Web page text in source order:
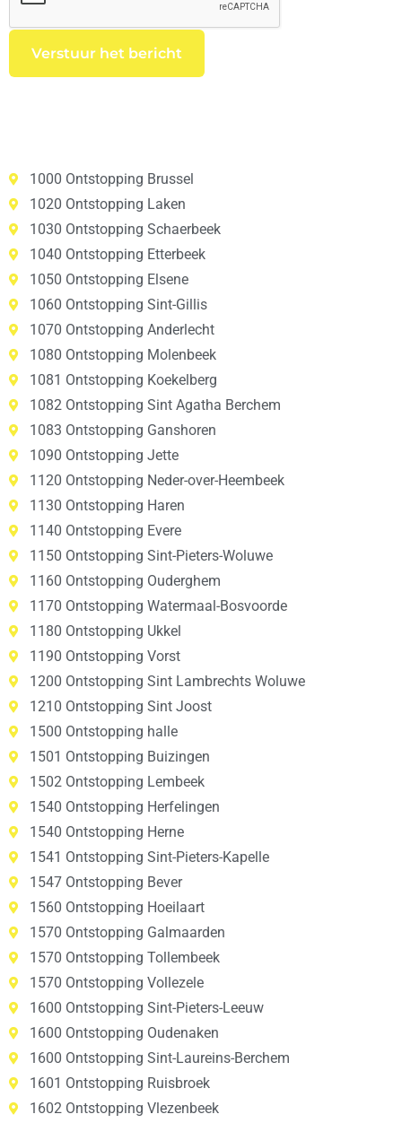
1000 Ontstopping Brussel
1020 Ontstopping Laken
1030 Ontstopping Schaerbeek
1040 Ontstopping Etterbeek
1050 Ontstopping Elsene
1060 Ontstopping Sint-Gillis
1070 Ontstopping Anderlecht
1080 Ontstopping Molenbeek
1081 Ontstopping Koekelberg
1082 Ontstopping Sint Agatha Berchem
1083 Ontstopping Ganshoren
1090 Ontstopping Jette
1120 Ontstopping Neder-over-Heembeek
1130 Ontstopping Haren
1140 Ontstopping Evere
1150 Ontstopping Sint-Pieters-Woluwe
1160 Ontstopping Ouderghem
1170 Ontstopping Watermaal-Bosvoorde
1180 Ontstopping Ukkel
1190 Ontstopping Vorst
1200 Ontstopping Sint Lambrechts Woluwe
1210 Ontstopping Sint Joost
1500 Ontstopping halle
1501 Ontstopping Buizingen
1502 Ontstopping Lembeek
1540 Ontstopping Herfelingen
1540 Ontstopping Herne
1541 Ontstopping Sint-Pieters-Kapelle
1547 Ontstopping Bever
1560 Ontstopping Hoeilaart
1570 Ontstopping Galmaarden
1570 Ontstopping Tollembeek
1570 Ontstopping Vollezele
1600 Ontstopping Sint-Pieters-Leeuw
1600 Ontstopping Oudenaken
1600 Ontstopping Sint-Laureins-Berchem
1601 Ontstopping Ruisbroek
1602 Ontstopping Vlezenbeek